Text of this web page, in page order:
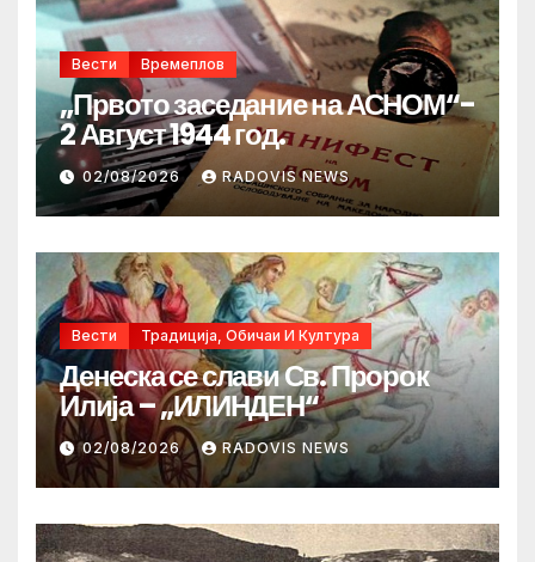
Вести Времеплов
„Првото заседание на АСНОМ“-
2 Август 1944 год.
02/08/2026 RADOVIS NEWS
Вести Традиција, Обичаи И Култура
Денеска се слави Св. Пророк
Илија – „ИЛИНДЕН“
02/08/2026 RADOVIS NEWS